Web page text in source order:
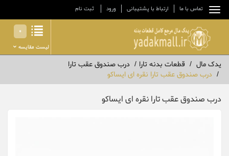
تماس با ما ارتباط با پشتیبانی ورود ثبت نام
0
لیست مقایسه
یدک مال قطعات بدنه تارا
درب صندوق عقب تارا
درب صندوق عقب تارا نقره ای ایساکو
درب صندوق عقب تارا نقره ای ایساکو